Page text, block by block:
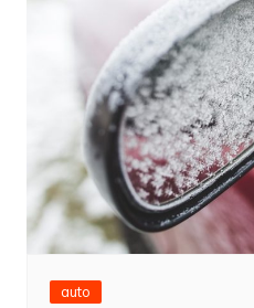
auto